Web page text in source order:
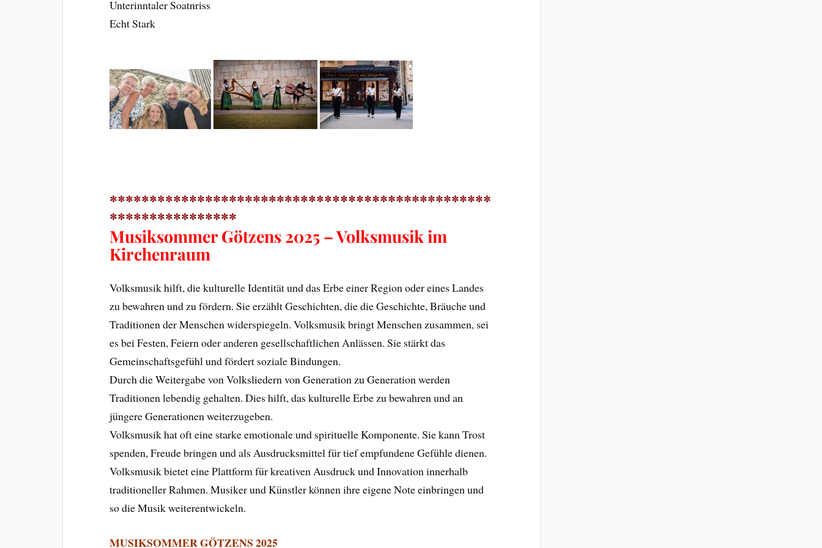
Unterinntaler Soatnriss
Echt Stark
************************************************
****************
Musiksommer Götzens 2025 – Volksmusik im
Kirchenraum
Volksmusik hilft, die kulturelle Identität und das Erbe einer Region oder eines Landes
zu bewahren und zu fördern. Sie erzählt Geschichten, die die Geschichte, Bräuche und
Traditionen der Menschen widerspiegeln. Volksmusik bringt Menschen zusammen, sei
es bei Festen, Feiern oder anderen gesellschaftlichen Anlässen. Sie stärkt das
Gemeinschaftsgefühl und fördert soziale Bindungen.
Durch die Weitergabe von Volksliedern von Generation zu Generation werden
Traditionen lebendig gehalten. Dies hilft, das kulturelle Erbe zu bewahren und an
jüngere Generationen weiterzugeben.
Volksmusik hat oft eine starke emotionale und spirituelle Komponente. Sie kann Trost
spenden, Freude bringen und als Ausdrucksmittel für tief empfundene Gefühle dienen.
Volksmusik bietet eine Plattform für kreativen Ausdruck und Innovation innerhalb
traditioneller Rahmen. Musiker und Künstler können ihre eigene Note einbringen und
so die Musik weiterentwickeln.
MUSIKSOMMER GÖTZENS 2025